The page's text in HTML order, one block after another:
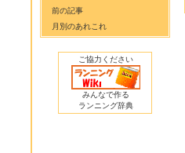
前の記事
月別のあれこれ
ご協力ください
みんなで作る
ランニング辞典